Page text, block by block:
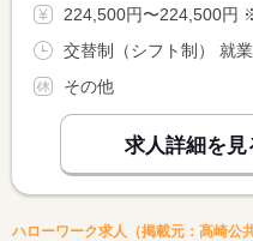
224,500円〜224,500円 ※フルタイム求人の場合は月
その他
求人詳細を見
ハローワーク求人（掲載元：高崎公